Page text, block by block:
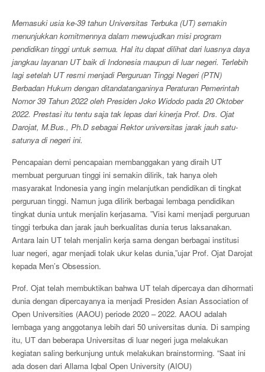
Memasuki usia ke-39 tahun Universitas Terbuka (UT) semakin
menunjukkan komitmennya dalam mewujudkan misi program
pendidikan tinggi untuk semua. Hal itu dapat dilihat dari luasnya daya
jangkau layanan UT baik di Indonesia maupun di luar negeri. Terlebih
lagi setelah UT resmi menjadi Perguruan Tinggi Negeri (PTN)
Berbadan Hukum dengan ditandatanganinya Peraturan Pemerintah
Nomor 39 Tahun 2022 oleh Presiden Joko Widodo pada 20 Oktober
2022. Prestasi itu tentu saja tak lepas dari kinerja Prof. Drs. Ojat
Darojat, M.Bus., Ph.D sebagai Rektor universitas jarak jauh satu-
satunya di negeri ini.
Pencapaian demi pencapaian membanggakan yang diraih UT
membuat perguruan tinggi ini semakin dilirik, tak hanya oleh
masyarakat Indonesia yang ingin melanjutkan pendidikan di tingkat
perguruan tinggi. Namun juga dilirik berbagai lembaga pendidikan
tingkat dunia untuk menjalin kerjasama. ”Visi kami menjadi perguruan
tinggi terbuka dan jarak jauh berkualitas dunia terus laksanakan.
Antara lain UT telah menjalin kerja sama dengan berbagai institusi
luar negeri, agar menjadi tolak ukur kelas dunia,”ujar Prof. Ojat Darojat
kepada Men’s Obsession.
Prof. Ojat telah membuktikan bahwa UT telah dipercaya dan dihormati
dunia dengan dipercayanya ia menjadi Presiden Asian Association of
Open Universities (AAOU) periode 2020 – 2022. AAOU adalah
lembaga yang anggotanya lebih dari 50 universitas dunia. Di samping
itu, UT dan beberapa Universitas di luar negeri juga melakukan
kegiatan saling berkunjung untuk melakukan brainstorming. “Saat ini
ada dosen dari Allama Iqbal Open University (AIOU)